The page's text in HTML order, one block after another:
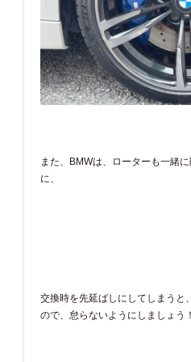
また、BMWは、ローターも一緒
に、
交換時を先延ばしにしてしまうと
ので、怠らないようにしましょう